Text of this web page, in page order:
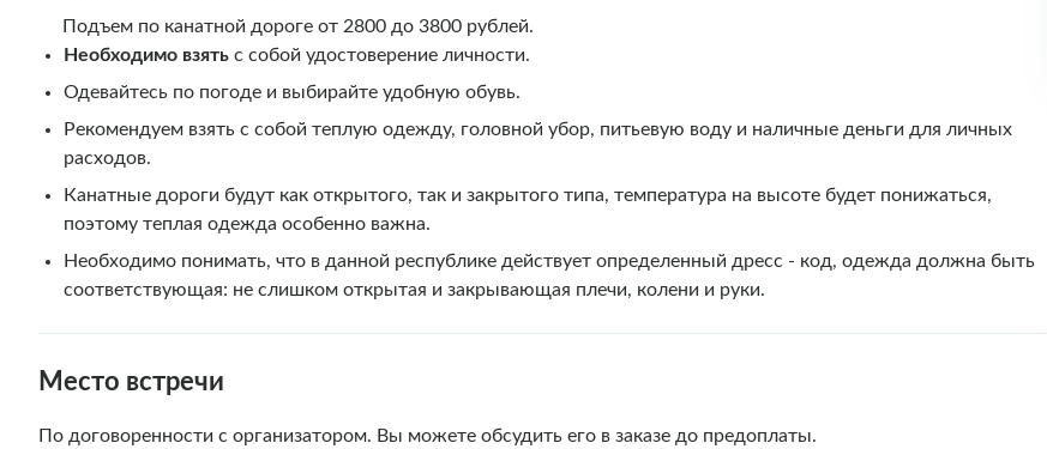
Подъем по канатной дороге от 2800 до 3800 рублей.
Необходимо взять с собой удостоверение личности.
Одевайтесь по погоде и выбирайте удобную обувь.
Рекомендуем взять с собой теплую одежду, головной убор, питьевую воду и наличные деньги для личных
расходов.
Канатные дороги будут как открытого, так и закрытого типа, температура на высоте будет понижаться,
поэтому теплая одежда особенно важна.
Необходимо понимать, что в данной республике действует определенный дресс - код, одежда должна быть
соответствующая: не слишком открытая и закрывающая плечи, колени и руки.
Место встречи
По договоренности с организатором. Вы можете обсудить его в заказе до предоплаты.